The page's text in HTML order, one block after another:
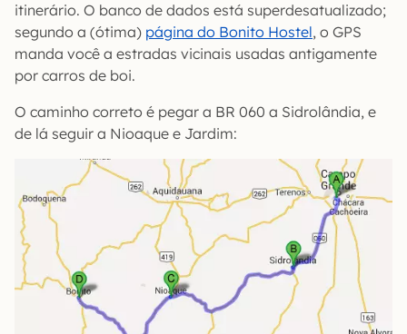
itinerário. O banco de dados está superdesatualizado;
segundo a (ótima) página do Bonito Hostel, o GPS
manda você a estradas vicinais usadas antigamente
por carros de boi.
O caminho correto é pegar a BR 060 a Sidrolândia, e
de lá seguir a Nioaque e Jardim: